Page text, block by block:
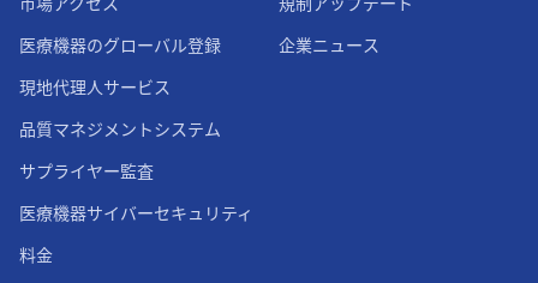
企業ニュース
医療機器のグローバル登録
現地代理人サービス
品質マネジメントシステム
サプライヤー監査
医療機器サイバーセキュリティ
料金